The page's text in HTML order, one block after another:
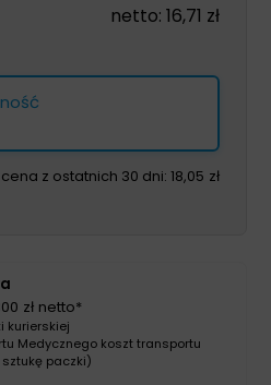
netto: 16,71 zł
z ostatnich 30 dni: 18,05 zł
zł netto*
kurierskiej
Medycznego koszt transportu
sztukę paczki)